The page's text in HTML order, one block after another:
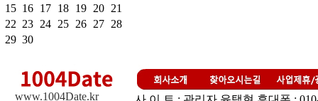
15 16 17 18 19 20 21
22 23 24 25 26 27 28
29 30
www.1004Date.kr